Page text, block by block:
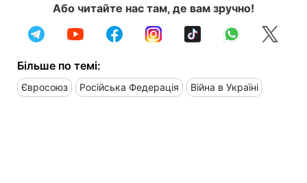
Або читайте нас там, де вам зручно!
Більше по темі:
Євросоюз Російська Федерація Війна в Україні